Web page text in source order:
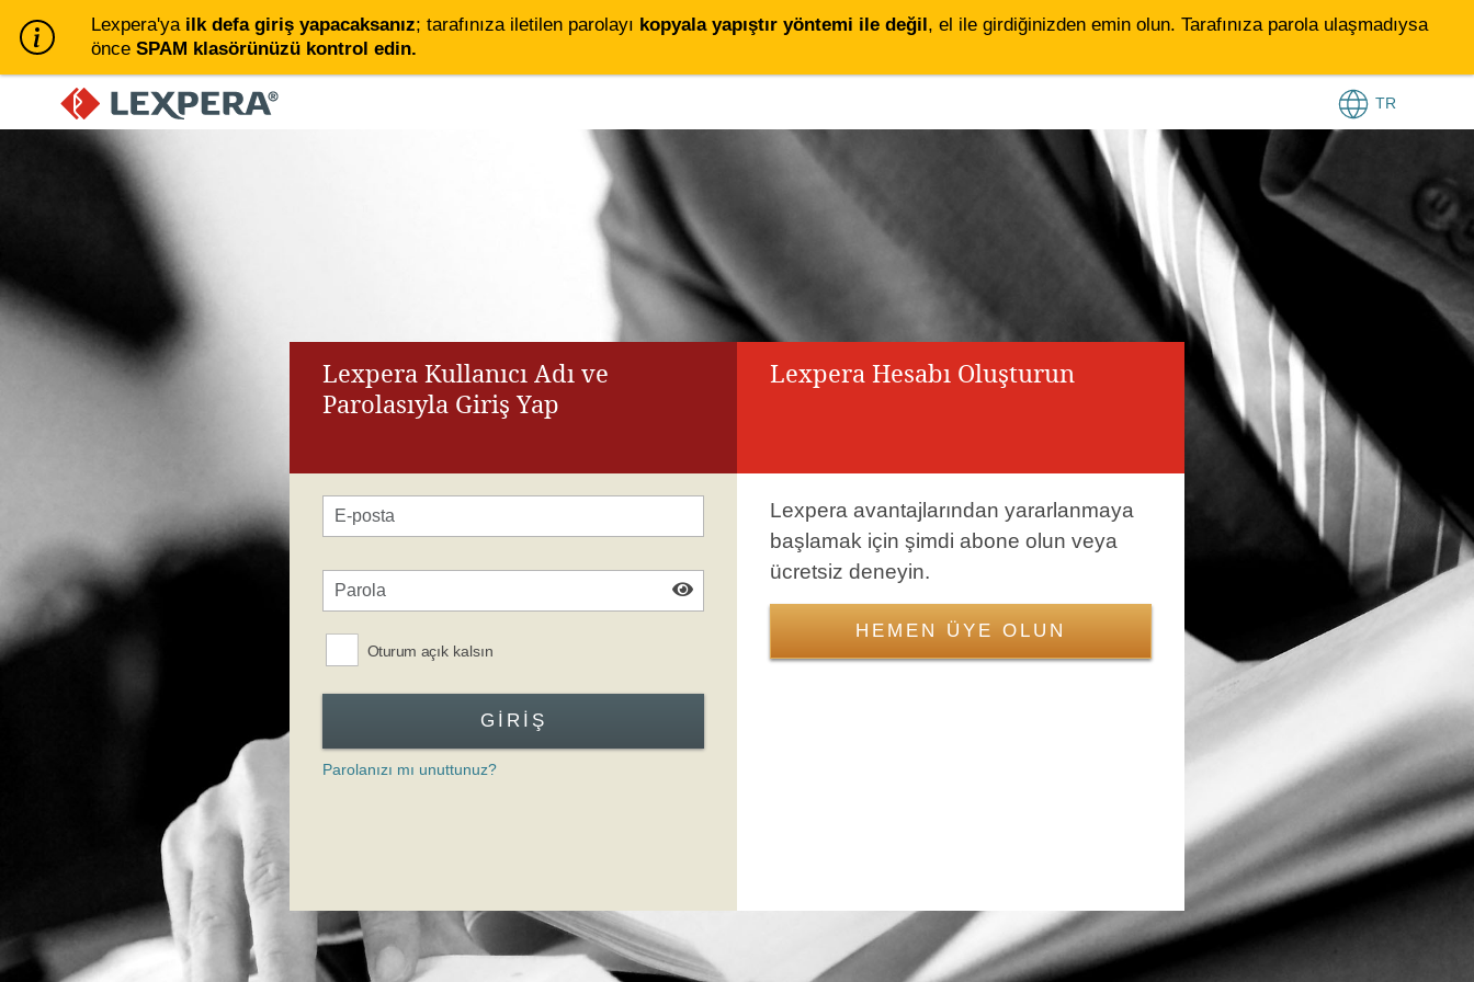
Lexpera'ya ilk defa giriş yapacaksanız; tarafınıza iletilen parolayı kopyala yapıştır yöntemi ile değil, el ile girdiğinizden emin olun. Tarafınıza parola ulaşmadıysa
önce SPAM klasörünüzü kontrol edin.
TR
Giriş Formuna Atla
Lexpera Kullanıcı Adı ve
Parolasıyla Giriş Yap
Oturum açık kalsın
GIRIŞ
Parolanızı mı unuttunuz?
Lexpera Hesabı Oluşturun
Lexpera avantajlarından yararlanmaya
başlamak için şimdi abone olun veya
ücretsiz deneyin.
HEMEN ÜYE OLUN